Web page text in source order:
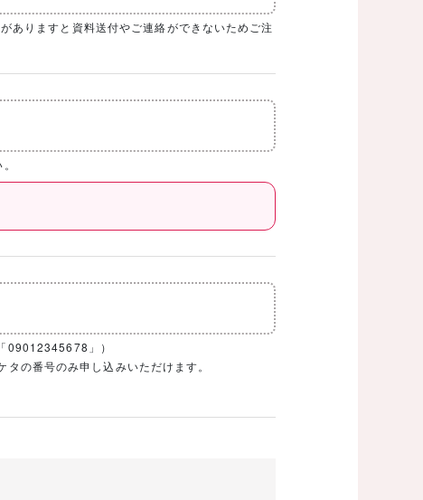
ありますと資料送付やご連絡ができないためご注
09012345678」）
の番号のみ申し込みいただけます。